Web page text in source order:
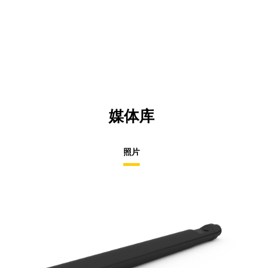
媒体库
照片